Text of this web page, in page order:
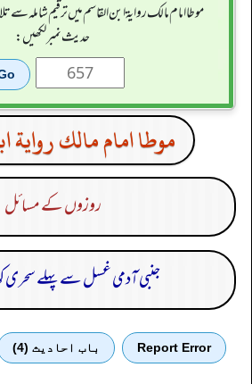
موطا امام مالك رواية ابن القاسم میں ترقیم شاملہ سے
حدیث نمبر لکھیں:
موطا امام مالك رواية
روزوں کے مسائل
جنبی آدمی غسل سے پہلے سحری
Report Error باب احادیث (4)